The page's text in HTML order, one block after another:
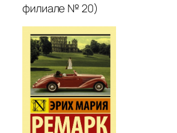
филиале № 20)